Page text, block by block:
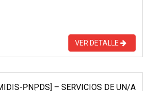
VER DETALLE
PNPDS] – SERVICIOS DE UN/A